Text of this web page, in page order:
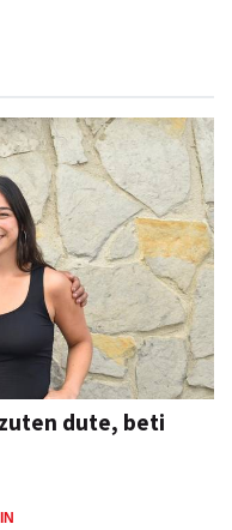
dute, beti